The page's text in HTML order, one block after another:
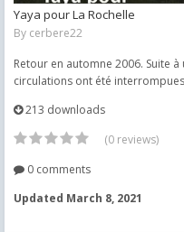
Yaya pour La Rochelle
By cerbere22
Retour en automne 2006. Suite
circulations ont été
213 downloads
(0 reviews)
0 comments
Updated March 8, 2021